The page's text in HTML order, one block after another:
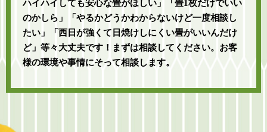
ハイハイしても安心な畳がほしい」「畳1枚だけでいい
のかしら」「やるかどうかわからないけど一度相談し
たい」「西日が強くて日焼けしにくい畳がいいんだけ
ど」等々大丈夫です！まずは相談してください。お客
様の環境や事情にそって相談します。